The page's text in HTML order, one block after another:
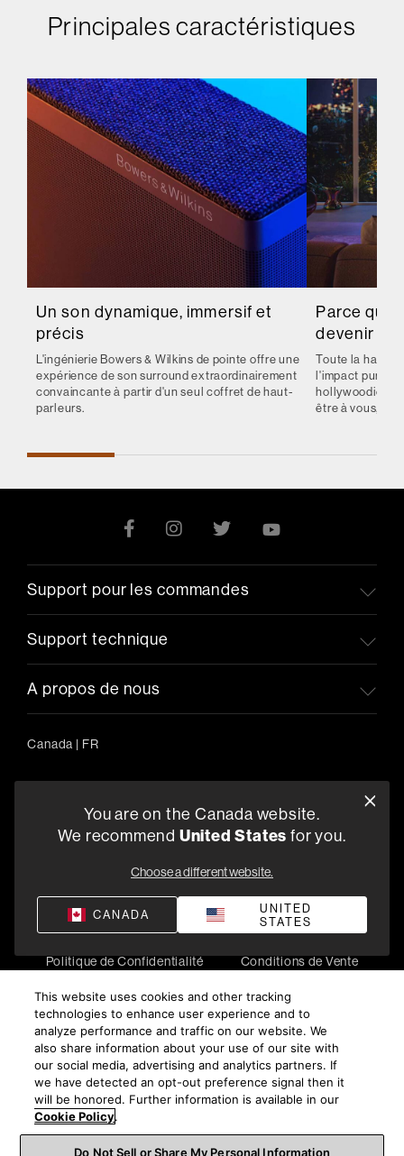
Principales caractéristiques
Un son dynamique, immersif et
précis
L'ingénierie Bowers & Wilkins de pointe offre une
expérience de son surround extraordinairement
convaincante à partir d'un seul coffret de haut-
parleurs.
Parce que
devenir
Toute la
l'impact pur et
être à vous, et
Support pour les commandes
Support technique
A propos de nous
Canada | FR
5541 Fermi Court Carlsbad, CA 92008
Politique de Confidentialité
Conditions de Vente
© 2026 Harman International Industries, Incorporated. All
rights reserved.
You are on the Canada website.
We recommend United States for you.
Choose a different website.
CANADA
UNITED
STATES
This website uses cookies and other tracking
technologies to enhance user experience and to
analyze performance and traffic on our website. We
also share information about your use of our site with
our social media, advertising and analytics partners. If
we have detected an opt-out preference signal then it
will be honored. Further information is available in our
Cookie Policy.
Do Not Sell or Share My Personal Information